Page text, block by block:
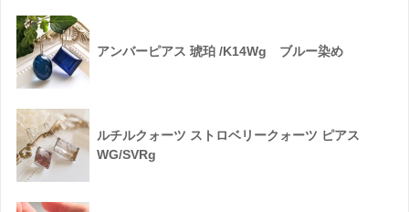
アンバーピアス 琥珀 /K14Wg ブルー染め
ルチルクォーツ ストロベリークォーツ ピアス
WG/SVRg